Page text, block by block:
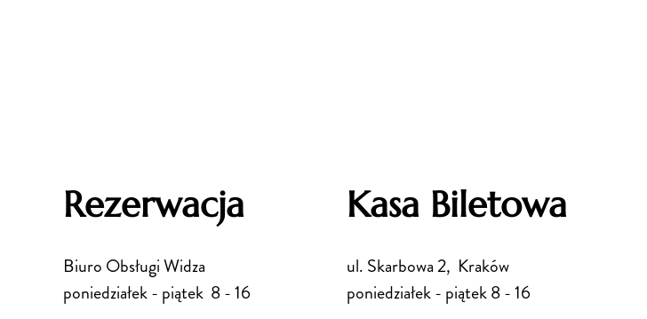
Rezerwacja
Biuro Obsługi Widza
poniedziałek - piątek 8 - 16
Kasa Biletowa
ul. Skarbowa 2, Kraków
poniedziałek - piątek 8 - 16